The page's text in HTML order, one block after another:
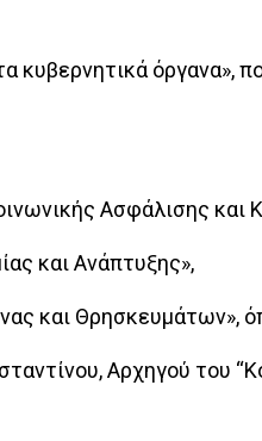
κυβερνητικά
Ασφάλισης και
και Ανάπτυξης»,
και Θρησκευμάτων»,
Αρχηγού του